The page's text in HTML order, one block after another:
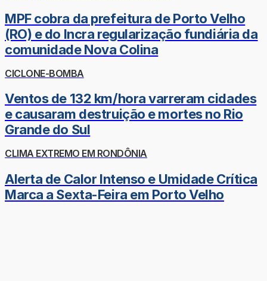
MPF cobra da prefeitura de Porto Velho
(RO) e do Incra regularização fundiária da
comunidade Nova Colina
CICLONE-BOMBA
Ventos de 132 km/hora varreram cidades
e causaram destruição e mortes no Rio
Grande do Sul
CLIMA EXTREMO EM RONDÔNIA
Alerta de Calor Intenso e Umidade Crítica
Marca a Sexta-Feira em Porto Velho